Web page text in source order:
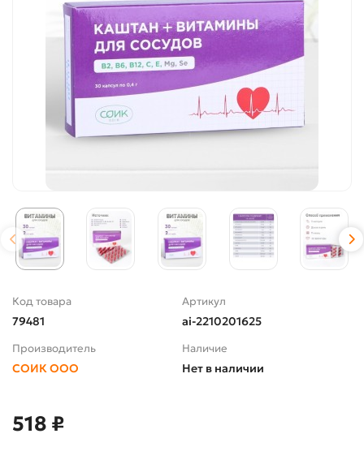
Код товара
79481
Артикул
ai-2210201625
Производитель
СОИК ООО
Наличие
Нет в наличии
518 ₽